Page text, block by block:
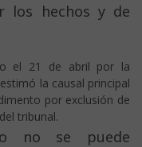
los hechos y de
el 21 de abril por la
la causal principal
por exclusión de
tribunal.
no se puede